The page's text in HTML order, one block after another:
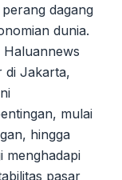
dagang
dunia.
Haluannews
di Jakarta,
mulai
hingga
menghadapi
pasar